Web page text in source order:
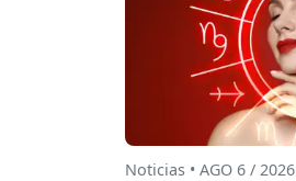
Noticias • AGO 6 / 2026